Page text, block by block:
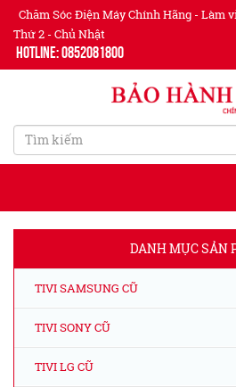
Chăm Sóc Điện Máy Chính Hãng - Làm
Thứ 2 - Chủ Nhật
Hotline: 0852081800
DANH MỤC SẢN
TIVI SAMSUNG CŨ
TIVI SONY CŨ
TIVI LG CŨ